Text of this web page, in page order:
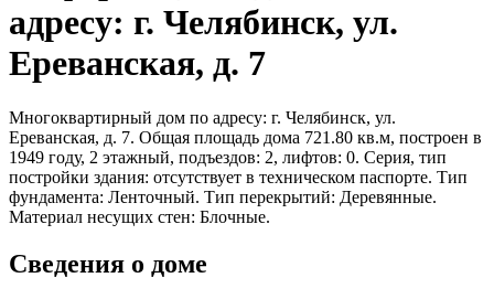
адресу: г. Челябинск, ул.
Ереванская, д. 7
Многоквартирный дом по адресу: г. Челябинск, ул.
Ереванская, д. 7. Общая площадь дома 721.80 кв.м, построен в
1949 году, 2 этажный, подъездов: 2, лифтов: 0. Серия, тип
постройки здания: отсутствует в техническом паспорте. Тип
фундамента: Ленточный. Тип перекрытий: Деревянные.
Материал несущих стен: Блочные.
Сведения о доме